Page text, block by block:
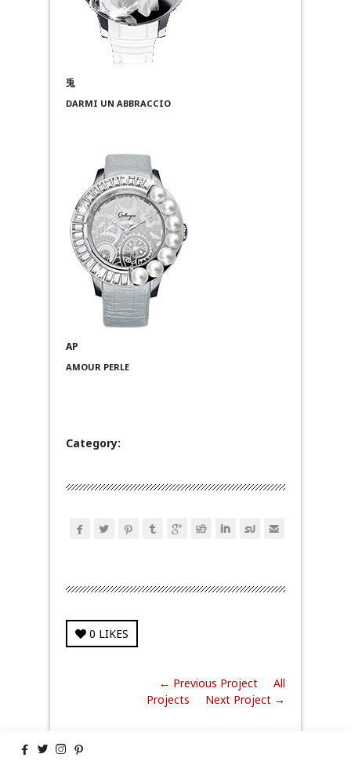
兎
DARMI UN ABBRACCIO
AP
AMOUR PERLE
Category:
        
0 LIKES
← Previous Project
All
Projects
Next Project →
   